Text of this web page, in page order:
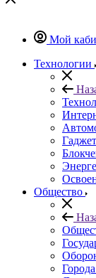
Мой
Технологии
Общество